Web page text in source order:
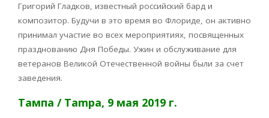
Григорий Гладков, известный российский бард и
композитор. Будучи в это время во Флориде, он активно
принимал участие во всех мероприятиях, посвященных
празднованию Дня Победы. Ужин и обслуживание для
ветеранов Великой Отечественной войны были за счет
заведения.
Тампа / Tampa, 9 мая 2019 г.